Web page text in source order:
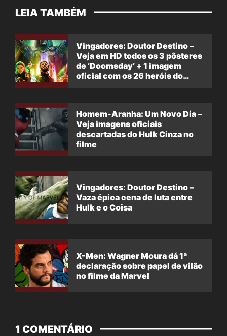
LEIA TAMBÉM
Vingadores: Doutor Destino –
Veja em HD todos os 3 pôsteres
de ‘Doomsday’ + 1 imagem
oficial com os 26 heróis do
Homem-Aranha: Um Novo Dia –
Veja imagens oficiais
descartadas do Hulk Cinza no
filme
Vingadores: Doutor Destino –
Vaza épica cena de luta entre
Hulk e o Coisa
X-Men: Wagner Moura dá 1ª
declaração sobre papel de vilão
no filme da Marvel
1 COMENTÁRIO